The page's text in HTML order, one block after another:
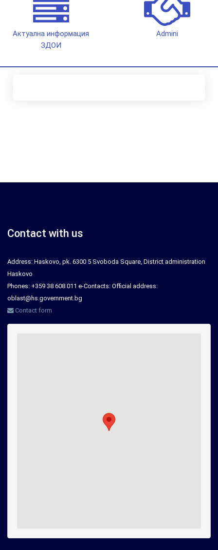
Актуална информация
ЗДОИ
Admini
Contact with us
Address: Haskovo, pk. 6300 5 Svoboda Square, District administration
Haskovo
Phones: +359 38 608 011 e-Contacts: Official address:
oblast@hs.government.bg
Contact form